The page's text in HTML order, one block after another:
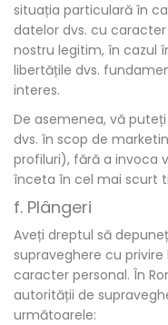
situația particulară în
datelor dvs. cu
nostru legitim, în cazul
libertățile dvs.
interes.
De asemenea, vă
dvs. în scop de
profiluri), fără a invoca
înceta în cel mai scurt
f. Plângeri
Aveți dreptul să
supraveghere cu
caracter personal. În
autorității de
următoarele: